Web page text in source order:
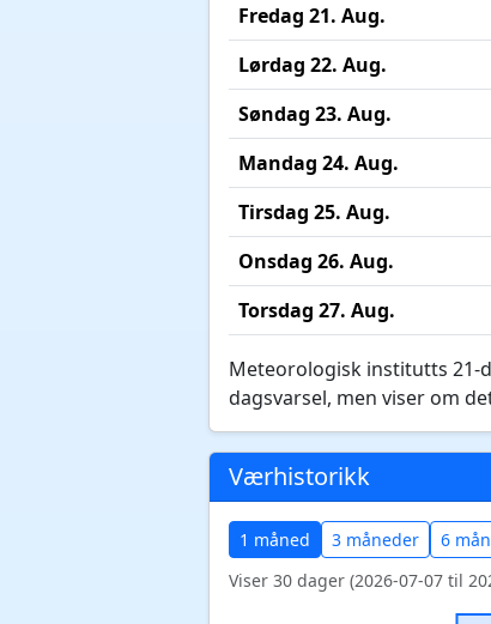
Fredag 21. Aug.
Lørdag 22. Aug.
Søndag 23. Aug.
Mandag 24. Aug.
Tirsdag 25. Aug.
Onsdag 26. Aug.
Torsdag 27. Aug.
Meteorologisk institutts 21-
dagsvarsel, men viser om
Værhistorikk
1 måned 3 måneder 6
Viser 30 dager (2026-07-07 til